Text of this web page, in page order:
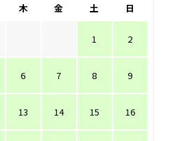
木 金 土 日
1 2
6 7 8 9
13 14 15 16